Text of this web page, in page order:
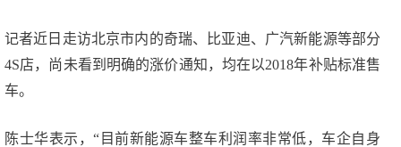
记者近日走访北京市内的奇瑞、比亚迪、广汽新能源等部分
4S店，尚未看到明确的涨价通知，均在以2018年补贴标准售
车。
陈士华表示，“目前新能源车整车利润率非常低，车企自身